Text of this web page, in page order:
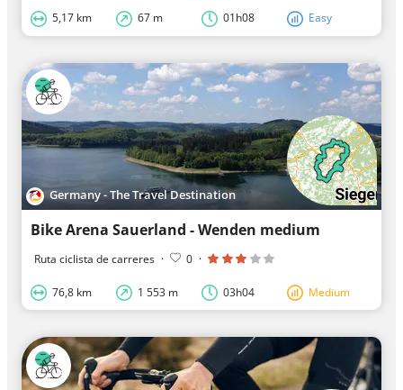
5,17 km 67 m 01h08 Easy
Germany - The Travel Destination
Bike Arena Sauerland - Wenden medium
Ruta ciclista de carreres · 0 ·
76,8 km 1 553 m 03h04 Medium